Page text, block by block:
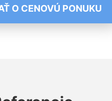
O CENOVÚ PONUKU